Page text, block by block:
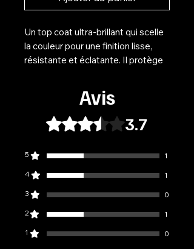
Un top coat ultra-brillant qui scelle
la couleur pour une finition lisse,
résistante et éclatante. Il protège
et la décoloration, tout en
maintenant une brillance effet
Résistant aux écaillures et aux
rayures
Catalyse rapide sous lampe UV
ou LED – polymérisation
Se retire sans effort par
Avis
Noté 3,7 sur 5. 3.7
5
1
4
1
3
0
2
1
1
0